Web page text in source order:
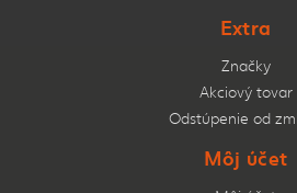
Extra
Značky
Akciový tovar
Odstúpenie od
Môj účet